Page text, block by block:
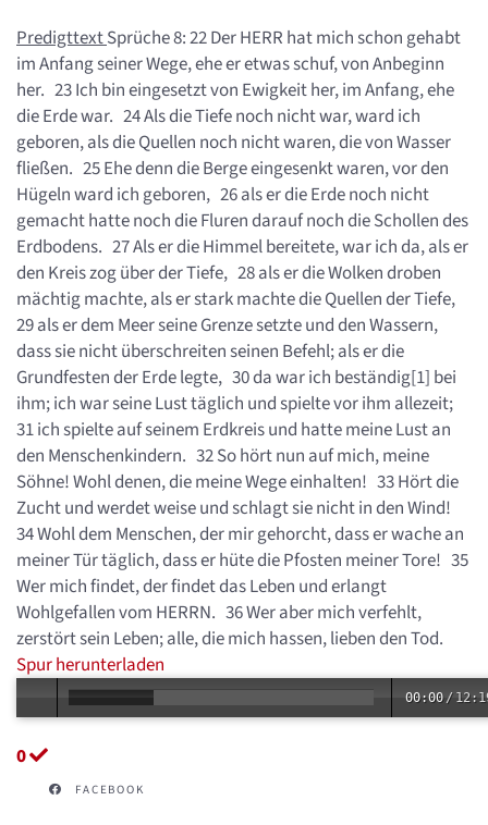
PredigttextSprüche 8: 22 Der HERR hat mich schon gehabt
im Anfang seiner Wege, ehe er etwas schuf, von Anbeginn
her. 23 Ich bin eingesetzt von Ewigkeit her, im Anfang, ehe
die Erde war. 24 Als die Tiefe noch nicht war, ward ich
geboren, als die Quellen noch nicht waren, die von Wasser
fließen. 25 Ehe denn die Berge eingesenkt waren, vor den
Hügeln ward ich geboren, 26 als er die Erde noch nicht
gemacht hatte noch die Fluren darauf noch die Schollen des
Erdbodens. 27 Als er die Himmel bereitete, war ich da, als er
den Kreis zog über der Tiefe, 28 als er die Wolken droben
mächtig machte, als er stark machte die Quellen der Tiefe,
29 als er dem Meer seine Grenze setzte und den Wassern,
dass sie nicht überschreiten seinen Befehl; als er die
Grundfesten der Erde legte, 30 da war ich beständig[1] bei
ihm; ich war seine Lust täglich und spielte vor ihm allezeit;
31 ich spielte auf seinem Erdkreis und hatte meine Lust an
den Menschenkindern. 32 So hört nun auf mich, meine
Söhne! Wohl denen, die meine Wege einhalten! 33 Hört die
Zucht und werdet weise und schlagt sie nicht in den Wind!
34 Wohl dem Menschen, der mir gehorcht, dass er wache an
meiner Tür täglich, dass er hüte die Pfosten meiner Tore! 35
Wer mich findet, der findet das Leben und erlangt
Wohlgefallen vom HERRN. 36 Wer aber mich verfehlt,
zerstört sein Leben; alle, die mich hassen, lieben den Tod.
Spur herunterladen
00:00 /
0
FACEBOOK